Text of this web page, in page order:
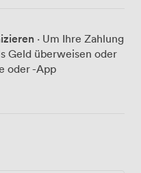
· Um Ihre Zahlung
Geld überweisen oder
oder -App